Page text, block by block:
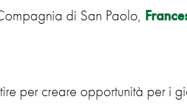
di San Paolo,
per creare opportunità per i